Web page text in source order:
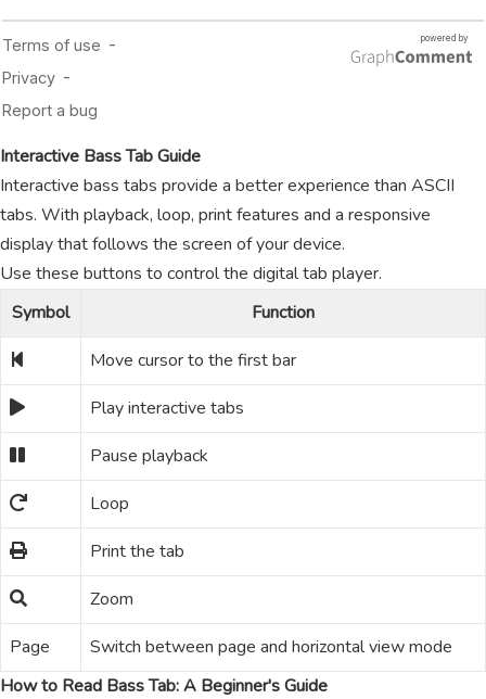
Interactive Bass Tab Guide
Interactive bass tabs provide a better experience than ASCII
tabs. With playback, loop, print features and a responsive
display that follows the screen of your device.
Use these buttons to control the digital tab player.
Symbol
Function
Move cursor to the first bar
Play interactive tabs
Pause playback
Loop
Print the tab
Zoom
Page
Switch between page and horizontal view mode
How to Read Bass Tab: A Beginner's Guide